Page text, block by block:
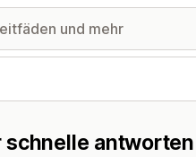
antworten